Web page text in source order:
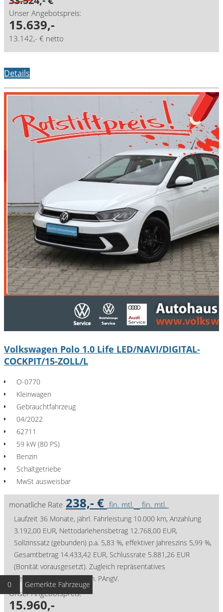
Unser Angebotspreis:
15.639,-
13.142,- € netto
Details
Volkswagen Polo 1.0 Life LED/NAVI/DIGITAL-
COCKPIT/15-ZOLL/L
O-0770
Kleinwagen
Gebrauchtfahrzeug
04/2022
62711
59 kW (80 PS)
Benzin
Schaltgetriebe
MwSt ausweisbar
monatliche Rate 238,- € fin. mtl. fin. mtl.
Laufzeit 36 Monate, jährl. Fahrleistung 10.000 km, Anzahlung
3.192,00 EUR, Nettodarlehensbetrag 12.768,00 EUR,
Sollzinssatz (gebunden) p.a. 5,83 %, effektiver Jahreszins 5,99 %,
Gesamtbetrag 14.433,42 EUR, Schlussrate 5.881,26 EUR
(Bonität vorausgesetzt). Zugleich repräsentatives
Berechnungsbeispiel gem. PAngV.
Unser Angebotspreis:
15.960,-
0 Gemerkte Fahrzeuge